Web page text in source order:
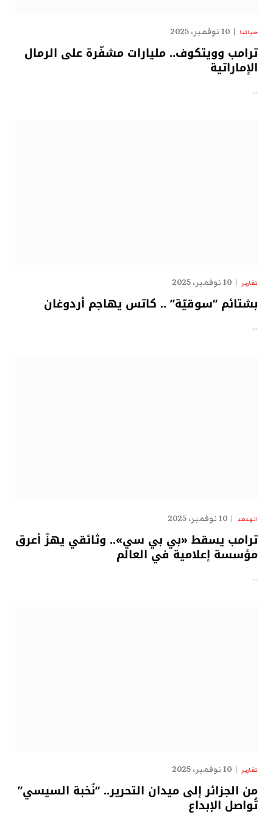
حياتنا 10 نوفمبر، 2025
ترامب وويتكوف.. مليارات مشفّرة على الرمال
الإماراتية
…
تقارير 10 نوفمبر، 2025
بشتائم “سوقيّة” .. كاتس يهاجم أردوغان
…
الهدهد 10 نوفمبر، 2025
ترامب يسقط «بي بي سي».. وثائقي يهزّ أعرق
مؤسسة إعلامية في العالم
…
تقارير 10 نوفمبر، 2025
من الجزائر إلى ميدان التحرير.. “نُخبة السيسي”
تُواصل الإبداع